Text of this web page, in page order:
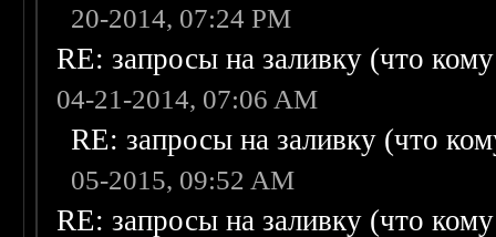
20-2014, 07:24 PM
RE: запросы на заливку (что
04-21-2014, 07:06 AM
RE: запросы на заливку (что
05-2015, 09:52 AM
RE: запросы на заливку (что